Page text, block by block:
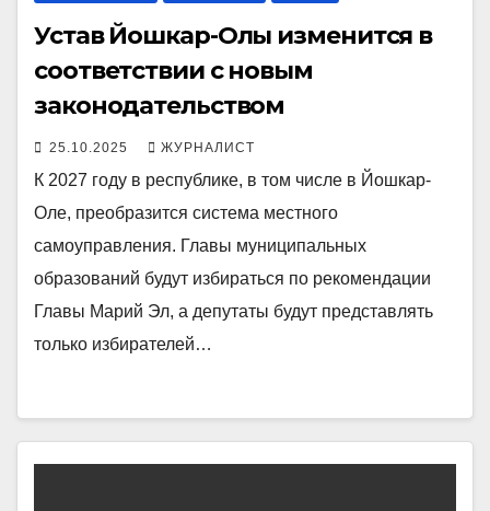
Устав Йошкар-Олы изменится в
соответствии с новым
законодательством
25.10.2025 ЖУРНАЛИСТ
К 2027 году в республике, в том числе в Йошкар-
Оле, преобразится система местного
самоуправления. Главы муниципальных
образований будут избираться по рекомендации
Главы Марий Эл, а депутаты будут представлять
только избирателей…